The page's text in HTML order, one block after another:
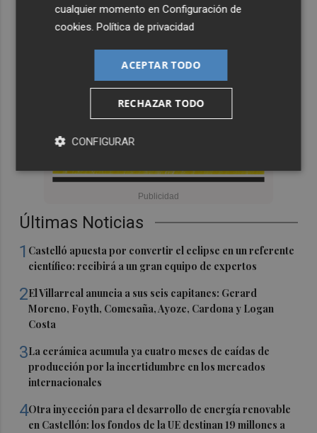
Últimas Noticias
1 Castelló apuesta por convertir el eclipse en un referente
científico: recibirá a un gran equipo de expertos
2El Villarreal anuncia a sus seis capitanes: Gerard
Moreno, Foyth, Comesaña, Ayoze, Cardona y Logan
Costa
3La cerámica acumula ya cuatro meses de caídas de
producción por la incertidumbre en los mercados
internacionales
4Otra inyección para el desarrollo de energía renovable
en Castellón: los fondos de la UE destinan 19 millones a
cualquier momento enConfiguración de
cookies.Política de privacidad
ACEPTAR TODO
RECHAZAR TODO
CONFIGURAR